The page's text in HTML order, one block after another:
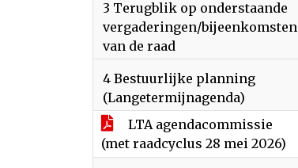
3 Terugblik op onderstaande
vergaderingen/bijeenkomsten
van de raad
4 Bestuurlijke planning
(Langetermijnagenda)
LTA agendacommissie
(met raadcyclus 28 mei 2026)